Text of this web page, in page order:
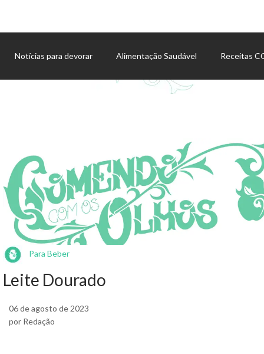
Notícias para devorar Alimentação Saudável Receitas
Para Beber
Leite Dourado
06 de agosto de 2023
por Redação